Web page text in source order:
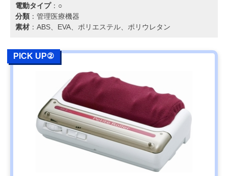
電動タイプ：○
分類 ：管理医療機器
素材 ：ABS、EVA、ポリエステル、ポリウレタン
PICK UP②